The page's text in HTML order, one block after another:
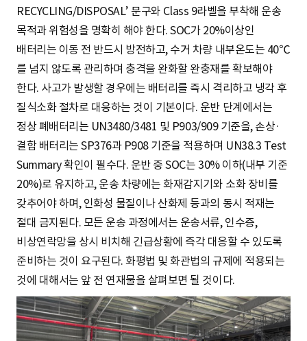
RECYCLING/DISPOSAL’ 문구와 Class 9라벨을 부착해 운송
목적과 위험성을 명확히 해야 한다. SOC가 20%이상인
배터리는 이동 전 반드시 방전하고, 수거 차량 내부온도는 40℃
를 넘지 않도록 관리하며 충격을 완화할 완충재를 확보해야
한다. 사고가 발생할 경우에는 배터리를 즉시 격리하고 냉각 후
질식소화 절차로 대응하는 것이 기본이다. 운반 단계에서는
정상 폐배터리는 UN3480/3481 및 P903/909 기준을, 손상·
결함 배터리는 SP376과 P908 기준을 적용하며 UN38.3 Test
Summary 확인이 필수다. 운반 중 SOC는 30% 이하(내부 기준
20%)로 유지하고, 운송 차량에는 화재감지기와 소화 장비를
갖추어야 하며, 인화성 물질이나 산화제 등과의 동시 적재는
절대 금지된다. 모든 운송 과정에서는 운송서류, 인수증,
비상연락망을 상시 비치해 긴급상황에 즉각 대응할 수 있도록
준비하는 것이 요구된다. 화평법 및 화관법의 규제에 적용되는
것에 대해서는 앞 전 연재물을 살펴보면 될 것이다.